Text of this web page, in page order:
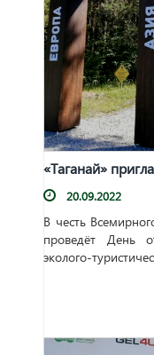
«Таганай»
20.09.2022
В честь
проведёт День
эколого-